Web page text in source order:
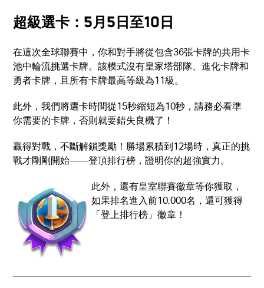
超級選卡：5月5日至10日
在這次全球聯賽中，你和對手將從包含36張卡牌的共用卡
池中輪流挑選卡牌。該模式沒有皇家塔部隊、進化卡牌和
勇者卡牌，且所有卡牌最高等級為11級。
此外，我們將選卡時間從15秒縮短為10秒，請務必看準
你需要的卡牌，否則就要錯失良機了！
贏得對戰，不斷解鎖獎勵！勝場累積到12場時，真正的挑
戰才剛剛開始——登頂排行榜，證明你的超強實力。
此外，還有皇室聯賽徽章等你獲取，
如果排名進入前10,000名，還可獲得
「登上排行榜」徽章！